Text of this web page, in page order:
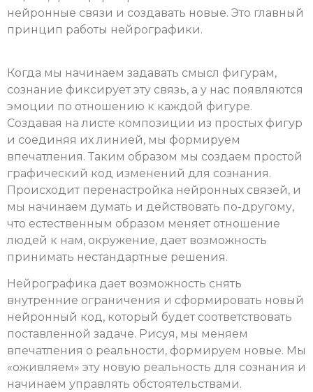
нейронные связи и создавать новые. Это главный
принцип работы нейрографики.
Когда мы начинаем задавать смысл фигурам,
сознание фиксирует эту связь, а у нас появляются
эмоции по отношению к каждой фигуре.
Создавая на листе композиции из простых фигур
и соединяя их линией, мы формируем
впечатления. Таким образом мы создаем простой
графический код изменений для сознания.
Происходит перенастройка нейронных связей, и
мы начинаем думать и действовать по-другому,
что естественным образом меняет отношение
людей к нам, окружение, дает возможность
принимать нестандартные решения.
Нейрографика дает возможность снять
внутренние ограничения и сформировать новый
нейронный код, который будет соответствовать
поставленной задаче. Рисуя, мы меняем
впечатления о реальности, формируем новые. Мы
«оживляем» эту новую реальность для сознания и
начинаем управлять обстоятельствами.